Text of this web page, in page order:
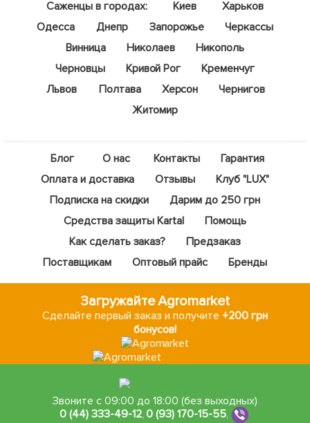
Саженцы в городах: Киев
Харьков
Одесса
Днепр Запорожье
Черкассы
Винница
Николаев
Никополь
Черновцы
Кривой Рог
Кременчуг
Львов
Полтава Херсон
Чернигов
Житомир
Блог О нас Контакты
Гарантия
Оплата и доставка
Отзывы
Клуб "LUX"
Подписка на скидки
Дарим до 250 грн
Средства защиты Kartal
Помощь
Как сделать заказ?
Предзаказ
Поставщикам
Оптовый прайс Бренды
Загружайте Agromarket
Сделайте первый заказ и получите +200 грн
бонусов!
Звоните с 09:00 до 18:00 (без выходных)
0 (44) 333-49-12,0 (93) 170-15-55,